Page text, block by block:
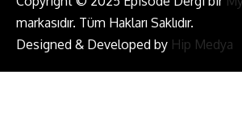
markasıdır. Tüm Hakları Saklıdır.
Designed & Developed by Hip Medya